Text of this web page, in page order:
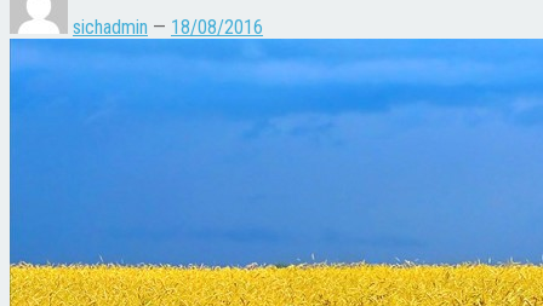
sichadmin — 18/08/2016